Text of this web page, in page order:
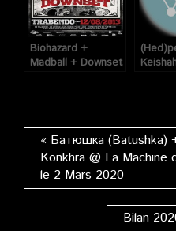
Biohazard +
Madball + Downset
« Батюшка (Batushka)
Konkhra @ La Machine
le 2 Mars 2020
Bilan